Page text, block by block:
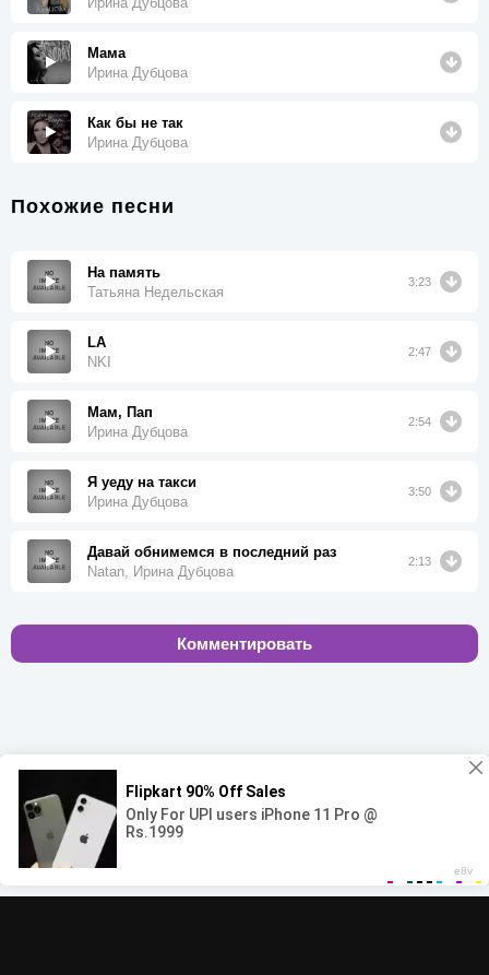
Мама
Ирина Дубцова
Как бы не так
Ирина Дубцова
Похожие песни
На память
Татьяна Недельская
3:23
LA
NKI
2:47
Мам, Пап
Ирина Дубцова
2:54
Я уеду на такси
Ирина Дубцова
3:50
Давай обнимемся в последний раз
Natan, Ирина Дубцова
2:13
Комментировать
00:00